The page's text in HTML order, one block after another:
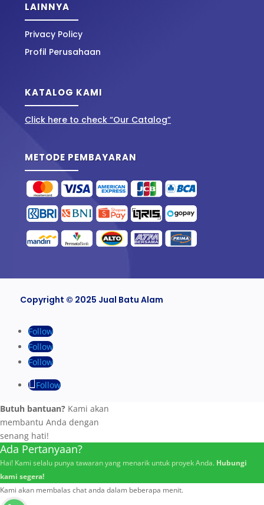
LAINNYA
Privacy Policy
Profil Perusahaan
KATALOG KAMI
Click here to check “Our Catalog”
METODE PEMBAYARAN
Copyright © 2025 Jual Batu Alam
Follow
Follow
Follow
Follow
Butuh bantuan? Kami akan
membantu Anda dengan
senang hati!
Ada Pertanyaan?
Hai! Kami selalu punya tawaran yang menarik untuk proyek Anda. Hubungi
kami segera!
Kami akan membalas chat anda dalam beberapa menit.